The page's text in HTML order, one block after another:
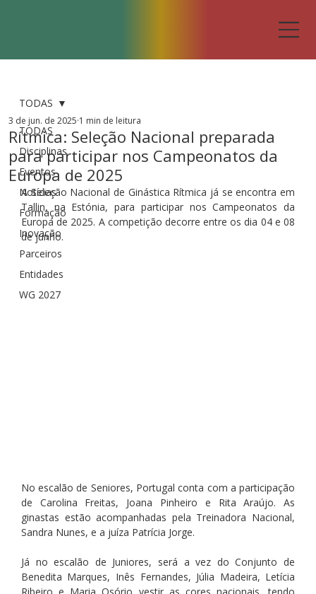
TODAS
Disciplinas
Eventos
Notícias
Formação
Inovação
Parceiros
Entidades
WG 2027
TODAS
Rítmica: Seleção Nacional preparada
para participar nos Campeonatos da
Europa de 2025
3 de jun. de 2025 1 min de leitura
A Seleção Nacional de Ginástica Rítmica já se encontra em
Tallin, na Estónia, para participar nos Campeonatos da
Europa de 2025. A competição decorre entre os dia 04 e 08
de junho.
No escalão de Seniores, Portugal conta com a participação
de Carolina Freitas, Joana Pinheiro e Rita Araújo. As
ginastas estão acompanhadas pela Treinadora Nacional,
Sandra Nunes, e a juíza Patrícia Jorge.
Já no escalão de Juniores, será a vez do Conjunto de
Benedita Marques, Inês Fernandes, Júlia Madeira, Letícia
Ribeiro e Maria Osório vestir as cores nacionais, tendo